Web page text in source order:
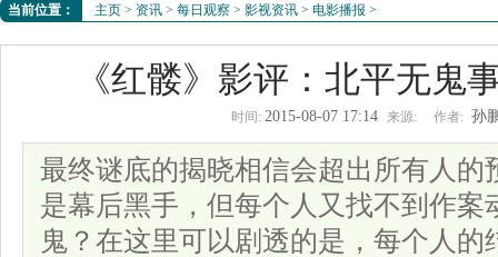
当前位置： 主页 > 资讯 > 每日观察 > 影视资讯 > 电影播报 >
《红髅》影评：北平无鬼
时间: 2015-08-07 17:14 来源: 作者: 孙
最终谜底的揭晓相信会超出所有人的
是幕后黑手，但每个人又找不到作案
鬼？在这里可以剧透的是，每个人的